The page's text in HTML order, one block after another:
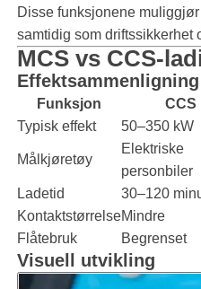
Disse funksjonene
samtidig som driftssikkerhet
MCS vs CCS-
Effektsammenligning
Funksjon CCS
Typisk effekt
50–350 kW
Målkjøretøy
Elektriske
personbiler
Ladetid
30–120
KontaktstørrelseMindre
Flåtebruk
Begrenset
Visuell utvikling